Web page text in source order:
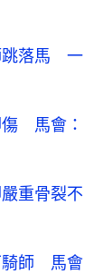
跳落馬 一
傷 馬會：
重骨裂不
騎師 馬會